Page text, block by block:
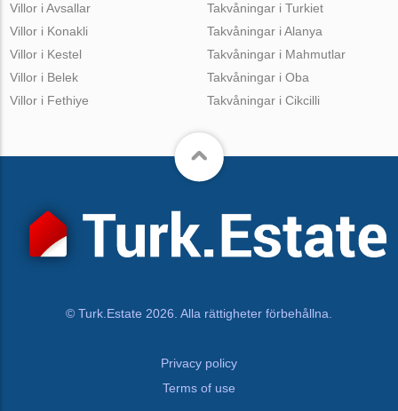
Villor i Avsallar
Villor i Konakli
Villor i Kestel
Villor i Belek
Villor i Fethiye
Takvåningar i Turkiet
Takvåningar i Alanya
Takvåningar i Mahmutlar
Takvåningar i Oba
Takvåningar i Cikcilli
© Turk.Estate 2026. Alla rättigheter förbehållna.
Privacy policy
Terms of use